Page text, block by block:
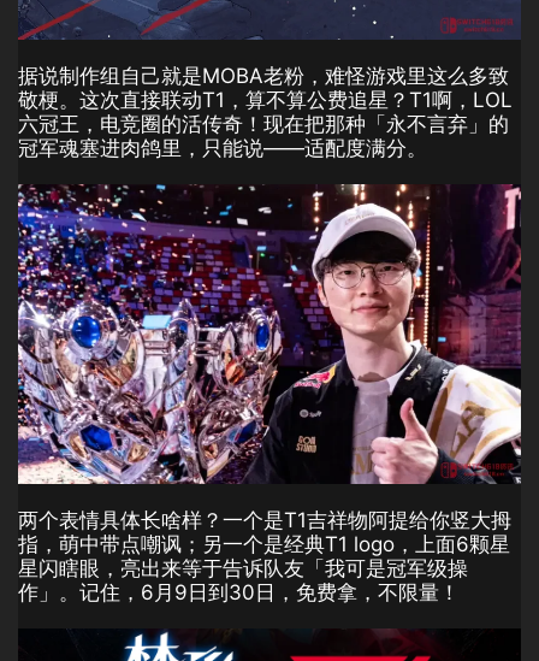
据说制作组自己就是MOBA老粉，难怪游戏里这么多致
敬梗。这次直接联动T1，算不算公费追星？T1啊，LOL
六冠王，电竞圈的活传奇！现在把那种「永不言弃」的
冠军魂塞进肉鸽里，只能说——适配度满分。
两个表情具体长啥样？一个是T1吉祥物阿提给你竖大拇
指，萌中带点嘲讽；另一个是经典T1 logo，上面6颗星
星闪瞎眼，亮出来等于告诉队友「我可是冠军级操
作」。记住，6月9日到30日，免费拿，不限量！